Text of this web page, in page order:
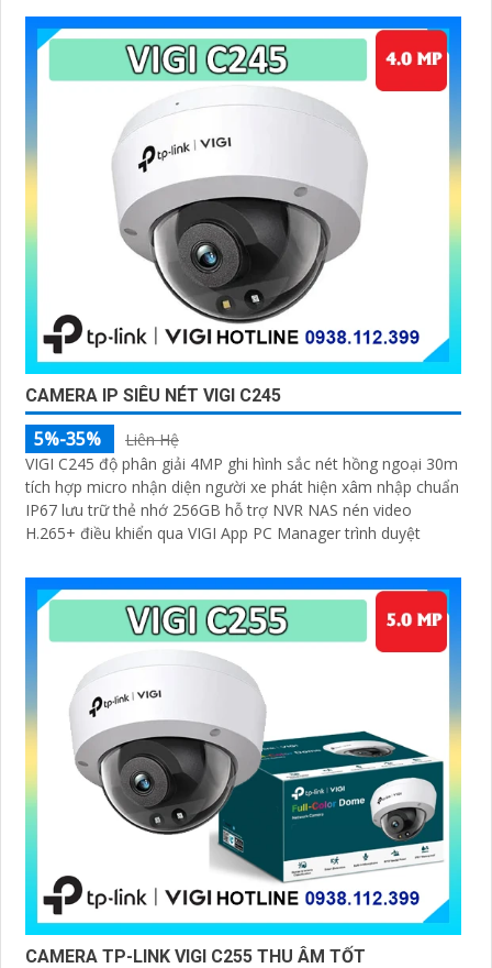
CAMERA IP SIÊU NÉT VIGI C245
5%-35%
Liên Hệ
VIGI C245 độ phân giải 4MP ghi hình sắc nét hồng ngoại 30m
tích hợp micro nhận diện người xe phát hiện xâm nhập chuẩn
IP67 lưu trữ thẻ nhớ 256GB hỗ trợ NVR NAS nén video
H.265+ điều khiển qua VIGI App PC Manager trình duyệt
CAMERA TP-LINK VIGI C255 THU ÂM TỐT